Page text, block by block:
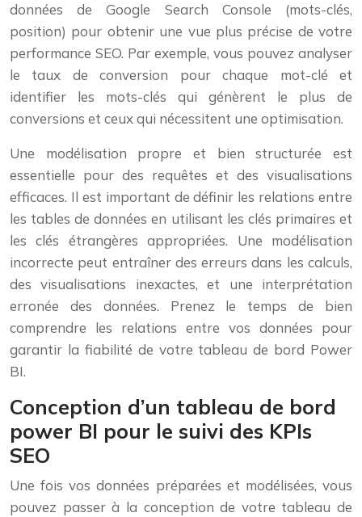
données de Google Search Console (mots-clés,
position) pour obtenir une vue plus précise de votre
performance SEO. Par exemple, vous pouvez analyser
le taux de conversion pour chaque mot-clé et
identifier les mots-clés qui génèrent le plus de
conversions et ceux qui nécessitent une optimisation.
Une modélisation propre et bien structurée est
essentielle pour des requêtes et des visualisations
efficaces. Il est important de définir les relations entre
les tables de données en utilisant les clés primaires et
les clés étrangères appropriées. Une modélisation
incorrecte peut entraîner des erreurs dans les calculs,
des visualisations inexactes, et une interprétation
erronée des données. Prenez le temps de bien
comprendre les relations entre vos données pour
garantir la fiabilité de votre tableau de bord Power
BI.
Conception d’un tableau de bord
power BI pour le suivi des KPIs
SEO
Une fois vos données préparées et modélisées, vous
pouvez passer à la conception de votre tableau de